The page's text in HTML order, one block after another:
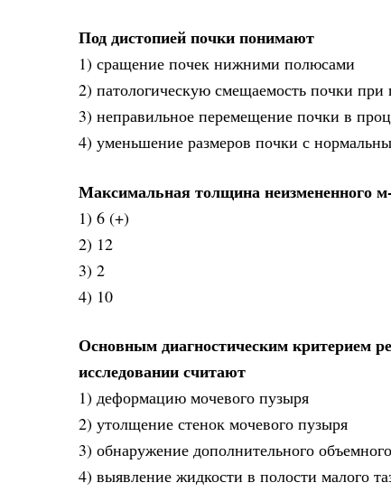
Под дистопией почки понимают
1) сращение почек нижними полюсами
2) патологическую смещаемость почки при
3) неправильное перемещение почки в
4) уменьшение размеров почки с
Максимальная толщина неизмененного
1) 6 (+)
2) 12
3) 2
4) 10
Основным диагностическим критерием
исследовании считают
1) деформацию мочевого пузыря
2) утолщение стенок мочевого пузыря
3) обнаружение дополнительного
4) выявление жидкости в полости малого